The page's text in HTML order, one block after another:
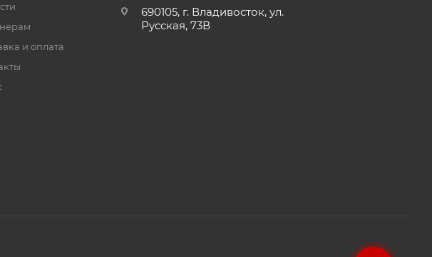
и оплата
690105, г. Владивосток, ул.
Русская, 73В